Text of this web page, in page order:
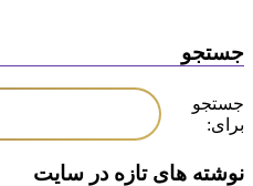
جستجو
جستجو
برای:
نوشته های تازه در سایت